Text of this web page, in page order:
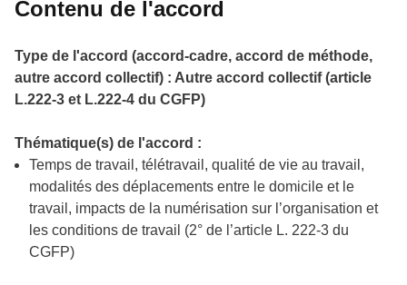
Contenu de l'accord
Type de l'accord (accord-cadre, accord de méthode,
autre accord collectif) : Autre accord collectif (article
L.222-3 et L.222-4 du CGFP)
Thématique(s) de l'accord :
Temps de travail, télétravail, qualité de vie au travail,
modalités des déplacements entre le domicile et le
travail, impacts de la numérisation sur l’organisation et
les conditions de travail (2° de l’article L. 222-3 du
CGFP)